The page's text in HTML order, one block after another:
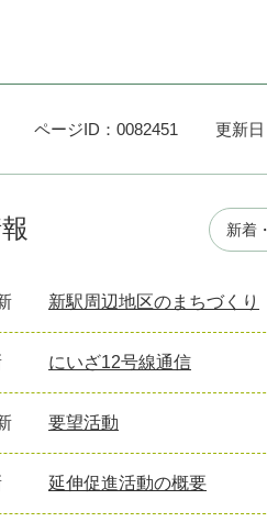
ページID：0082451 更新
新駅周辺地区のまちづくり
にいざ12号線通信
要望活動
延伸促進活動の概要
新着